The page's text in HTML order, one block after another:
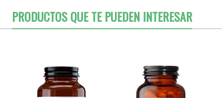
PRODUCTOS QUE TE PUEDEN INTERESAR